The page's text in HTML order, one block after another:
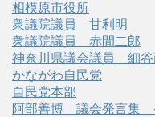
相模原市役所
衆議院議員 甘利明
衆議院議員 赤間二郎
神奈川県議会議員 細谷
かながわ自民党
自民党本部
阿部善博 議会発言集 -